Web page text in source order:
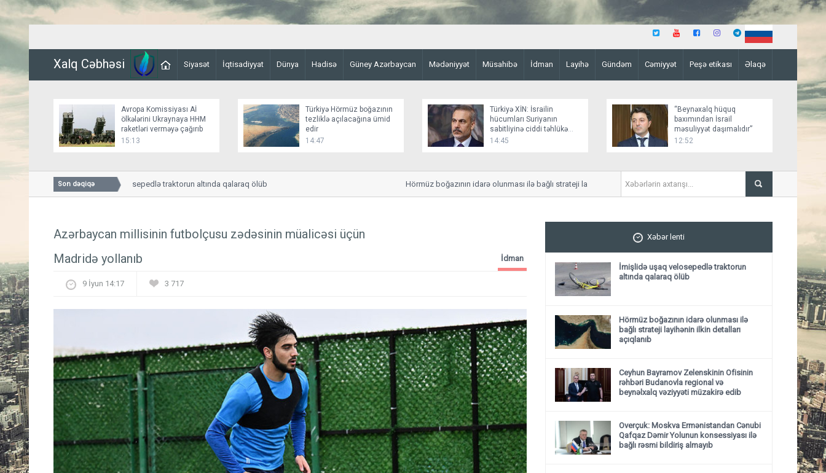
Xalq Cəbhəsi Siyasət İqtisadiyyat Dünya Hadisə Güney Azərbaycan Mədəniyyət Müsahibə İdman Layihə Gündəm Cəmiyyət Peşə etikası Əlaqə
Avropa Komissiyası Aİ
ölkələrini Ukraynaya HHM
raketləri verməyə çağırıb
15:13
Türkiyə Hörmüz boğazının
tezliklə açılacağına ümid
edir
14:47
Türkiyə XİN: İsrailin
hücumları Suriyanın
sabitliyinə ciddi təhlükə
yaradır
14:45
“Beynəxalq hüquq
baxımından İsrail
məsuliyyət daşımalıdır”
12:52
Son dəqiqə
İmişlidə uşaq velosepedlə traktorun altında qalaraq ölüb Hörmüz boğazının idarə olunması ilə bağlı strateji layihənin ilkin detalları açıqlanıb
Ceyhun Bayramov
müzakirə edib
Azərbaycan millisinin futbolçusu zədəsinin müalicəsi üçün
Madridə yollanıb
İdman
9 İyun 14:17 3 717
Xəbər lenti
İmişlidə uşaq velosepedlə traktorun
altında qalaraq ölüb
Hörmüz boğazının idarə olunması ilə
bağlı strateji layihənin ilkin detalları
açıqlanıb
Ceyhun Bayramov Zelenskinin Ofisinin
rəhbəri Budanovla regional və
beynəlxalq vəziyyəti müzakirə edib
Overçuk: Moskva Ermənistandan Cənubi
Qafqaz Dəmir Yolunun konsessiyası ilə
bağlı rəsmi bildiriş almayıb